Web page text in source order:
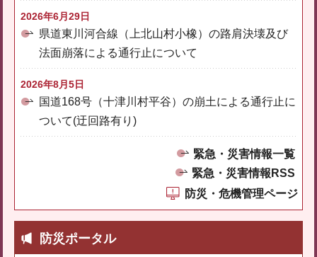
2026年6月29日
県道東川河合線（上北山村小橡）の路肩決壊及び
法面崩落による通行止について
2026年8月5日
国道168号（十津川村平谷）の崩土による通行止に
ついて(迂回路有り)
緊急・災害情報一覧
緊急・災害情報RSS
防災・危機管理ページ
防災ポータル